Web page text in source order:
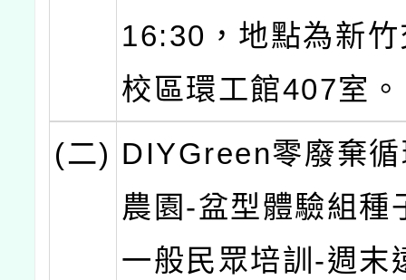
16:30，地點為新
校區環工館407室。
(二) DIYGreen零廢棄
農園-盆型體驗組種
一般民眾培訓-週末